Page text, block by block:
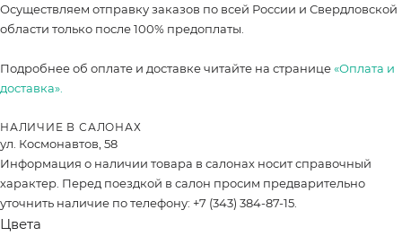
Осуществляем отправку заказов по всей России и Свердловской
области только после 100% предоплаты.
Подробнее об оплате и доставке читайте на странице«Оплата и
доставка».
НАЛИЧИЕ В САЛОНАХ
ул. Космонавтов, 58
Информация о наличии товара в салонах носит справочный
характер. Перед поездкой в салон просим предварительно
уточнить наличие по телефону: +7 (343) 384-87-15.
Цвета